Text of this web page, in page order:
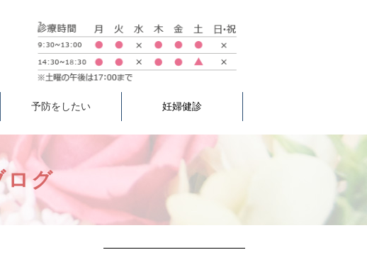
予防をしたい 妊婦健診
ログ